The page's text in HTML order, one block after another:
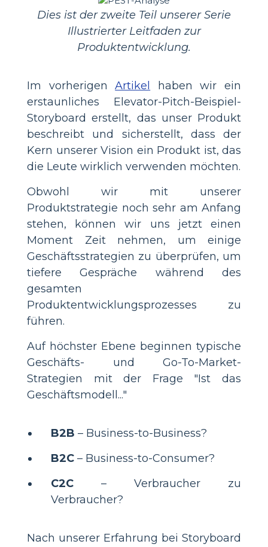
Dies ist der zweite Teil unserer Serie
Illustrierter Leitfaden zur
Produktentwicklung.
Im vorherigenArtikel
haben wir ein
erstaunliches Elevator-Pitch-Beispiel-
Storyboard erstellt, das unser Produkt
beschreibt und sicherstellt, dass der
Kern unserer Vision ein Produkt ist, das
die Leute wirklich verwenden möchten.
Obwohl wir mit unserer
Produktstrategie noch sehr am Anfang
stehen, können wir uns jetzt einen
Moment Zeit nehmen, um einige
Geschäftsstrategien zu überprüfen, um
tiefere Gespräche während des
gesamten
Produktentwicklungsprozesses zu
führen.
Auf höchster Ebene beginnen typische
Geschäfts- und Go-To-Market-
Strategien mit der Frage "Ist das
Geschäftsmodell..."
B2B – Business-to-Business?
B2C – Business-to-Consumer?
C2C – Verbraucher zu
Verbraucher?
Nach unserer Erfahrung bei Storyboard